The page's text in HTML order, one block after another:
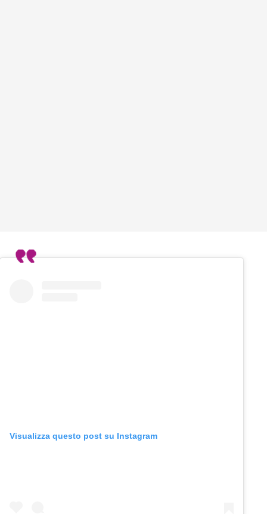
Visualizza questo post su Instagram